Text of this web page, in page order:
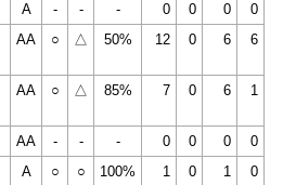
A - - - 0 0 0 0
AA ○ △ 50% 12 0 6 6
AA ○ △ 85% 7 0 6 1
AA - - - 0 0 0
0
A ○ ○ 100% 1 0 1 0